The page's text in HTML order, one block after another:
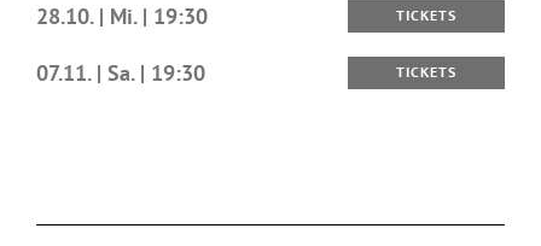
28.10. | Mi. | 19:30 TICKETS
07.11. | Sa. | 19:30 TICKETS